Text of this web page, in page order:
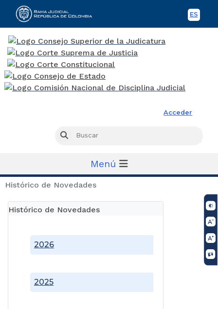
ES
Acceder
Buscar
Menú
Histórico de Novedades
Histórico de Novedades
2025
2026